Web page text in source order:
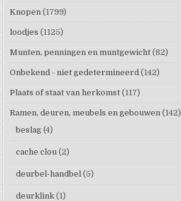
Knopen (1799)
loodjes (1125)
Munten, penningen en muntgewicht (82)
Onbekend - niet gedetermineerd (142)
Plaats of staat van herkomst (117)
Ramen, deuren, meubels en gebouwen (142)
beslag (4)
cache clou (2)
deurbel-handbel (5)
deurklink (1)